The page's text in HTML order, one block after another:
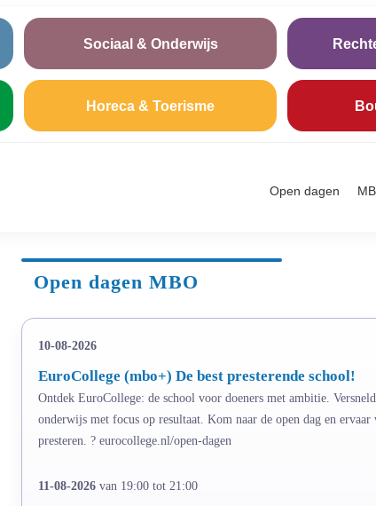
Sociaal & Onderwijs
Horeca & Toerisme
Open dagen
Open dagen MBO
10-08-2026
EuroCollege (mbo+) De best presterende school!
Ontdek EuroCollege: de school voor doeners met ambitie.
onderwijs met focus op resultaat. Kom naar de open dag en ervaar
presteren. ? eurocollege.nl/open-dagen
11-08-2026 van 19:00 tot 21:00